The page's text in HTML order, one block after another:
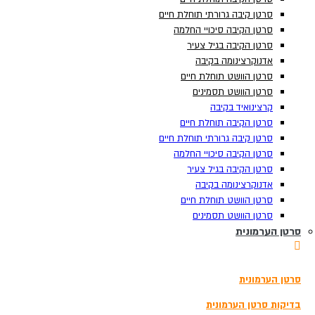
סרטן קיבה גרורתי תוחלת חיים
סרטן הקיבה סיכויי החלמה
סרטן הקיבה בגיל צעיר
אדנוקרצינומה בקיבה
סרטן הוושט תוחלת חיים
סרטן הוושט תסמינים
קרצינואיד בקיבה
סרטן הקיבה תוחלת חיים
סרטן קיבה גרורתי תוחלת חיים
סרטן הקיבה סיכויי החלמה
סרטן הקיבה בגיל צעיר
אדנוקרצינומה בקיבה
סרטן הוושט תוחלת חיים
סרטן הוושט תסמינים
סרטן הערמונית
סרטן הערמונית
בדיקות סרטן הערמונית
תוצאות
צפה בכל התוצאות
הזמנת בדיקה
3180*
בדיקת סקר לגילוי מוקדם של סרטן
סרטן קיבה גרורתי תוחלת חיים
סרטן הקיבה סיכויי החלמה
סרטן הקיבה בגיל צעיר
אדנוקרצינומה בקיבה
סרטן הוושט תוחלת חיים
סרטן הוושט תסמינים
קרצינואיד בקיבה
סרטן הקיבה תוחלת חיים
סרטן קיבה גרורתי תוחלת חיים
סרטן הקיבה סיכויי החלמה
סרטן הקיבה בגיל צעיר
אדנוקרצינומה בקיבה
סרטן הוושט תוחלת חיים
סרטן הוושט תסמינים
סרטן הערמונית
סרטן הערמונית
בדיקות סרטן הערמונית